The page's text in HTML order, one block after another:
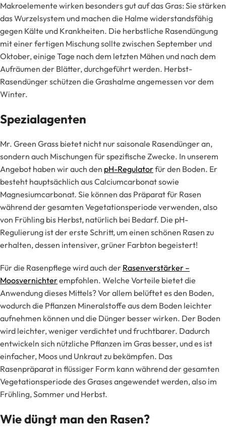
Makroelemente wirken besonders gut auf das Gras: Sie stärken
das Wurzelsystem und machen die Halme widerstandsfähig
gegen Kälte und Krankheiten. Die herbstliche Rasendüngung
mit einer fertigen Mischung sollte zwischen September und
Oktober, einige Tage nach dem letzten Mähen und nach dem
Aufräumen der Blätter, durchgeführt werden. Herbst-
Rasendünger schützen die Grashalme angemessen vor dem
Winter.
Spezialagenten
Mr. Green Grass bietet nicht nur saisonale Rasendünger an,
sondern auch Mischungen für spezifische Zwecke. In unserem
Angebot haben wir auch den pH-Regulatorfür den Boden. Er
besteht hauptsächlich aus Calciumcarbonat sowie
Magnesiumcarbonat. Sie können das Präparat für Rasen
während der gesamten Vegetationsperiode verwenden, also
von Frühling bis Herbst, natürlich bei Bedarf. Die pH-
Regulierung ist der erste Schritt, um einen schönen Rasen zu
erhalten, dessen intensiver, grüner Farbton begeistert!
Für die Rasenpflege wird auch der Rasenverstärker –
Moosvernichterempfohlen. Welche Vorteile bietet die
Anwendung dieses Mittels? Vor allem belüftet es den Boden,
wodurch die Pflanzen Mineralstoffe aus dem Boden leichter
aufnehmen können und die Dünger besser wirken. Der Boden
wird leichter, weniger verdichtet und fruchtbarer. Dadurch
entwickeln sich nützliche Pflanzen im Gras besser, und es ist
einfacher, Moos und Unkraut zu bekämpfen. Das
Rasenpräparat in flüssiger Form kann während der gesamten
Vegetationsperiode des Grases angewendet werden, also im
Frühling, Sommer und Herbst.
Wie düngt man den Rasen?